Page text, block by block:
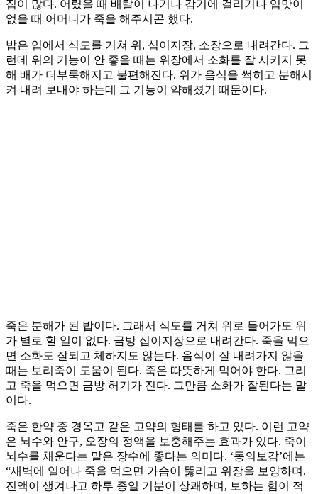
집이 많다. 어렸을 때 배탈이 나거나 감기에 걸리거나 입맛이
없을 때 어머니가 죽을 해주시곤 했다.
밥은 입에서 식도를 거쳐 위, 십이지장, 소장으로 내려간다. 그
런데 위의 기능이 안 좋을 때는 위장에서 소화를 잘 시키지 못
해 배가 더부룩해지고 불편해진다. 위가 음식을 썩히고 분해시
켜 내려 보내야 하는데 그 기능이 약해졌기 때문이다.
죽은 분해가 된 밥이다. 그래서 식도를 거쳐 위로 들어가도 위
가 별로 할 일이 없다. 금방 십이지장으로 내려간다. 죽을 먹으
면 소화도 잘되고 체하지도 않는다. 음식이 잘 내려가지 않을
때는 보리죽이 도움이 된다. 죽은 따뜻하게 먹어야 한다. 그리
고 죽을 먹으면 금방 허기가 진다. 그만큼 소화가 잘된다는 말
이다.
죽은 한약 중 경옥고 같은 고약의 형태를 하고 있다. 이런 고약
은 뇌수와 안구, 오장의 정액을 보충해주는 효과가 있다. 죽이
뇌수를 채운다는 말은 장수에 좋다는 의미다. ‘동의보감’에는
“새벽에 일어나 죽을 먹으면 가슴이 뚫리고 위장을 보양하며,
진액이 생겨나고 하루 종일 기분이 상쾌하며, 보하는 힘이 적